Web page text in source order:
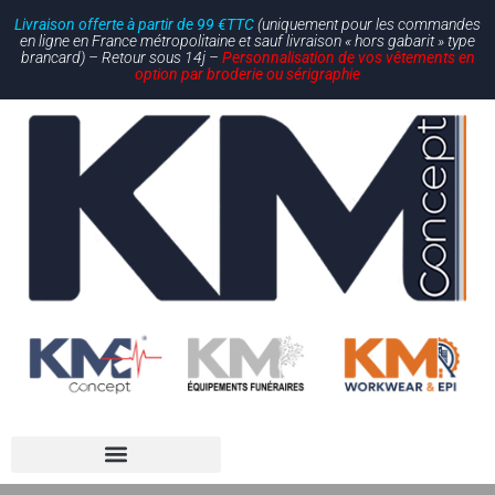
Livraison offerte à partir de 99 €TTC(uniquement pour les commandes
en ligne en France métropolitaine et sauf livraison « hors gabarit » type
brancard) – Retour sous 14j – Personnalisation de vos vêtements en
option par broderie ou sérigraphie